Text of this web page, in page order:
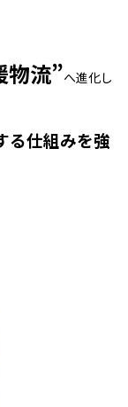
物流”へ進化し
る仕組みを強